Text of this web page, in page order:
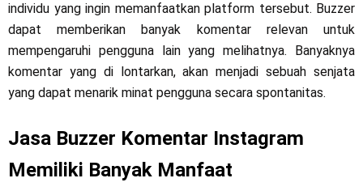
individu yang ingin memanfaatkan platform tersebut. Buzzer
dapat memberikan banyak komentar relevan untuk
mempengaruhi pengguna lain yang melihatnya. Banyaknya
komentar yang di lontarkan, akan menjadi sebuah senjata
yang dapat menarik minat pengguna secara spontanitas.
Jasa Buzzer Komentar Instagram
Memiliki Banyak Manfaat